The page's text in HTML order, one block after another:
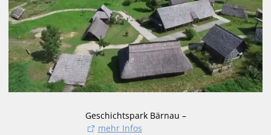
Geschichtspark Bärnau –
mehr Infos